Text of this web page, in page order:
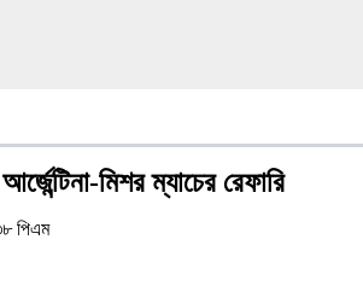
মিশর ম্যাচের রেফারি
পিএম